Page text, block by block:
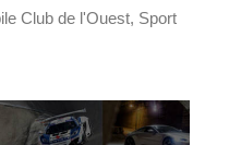
Club de l'Ouest, Sport